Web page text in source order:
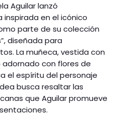
Aguilar lanzó
en el icónico
parte de su colección
diseñada para
La muñeca, vestida con
con flores de
el espíritu del personaje
busca resaltar las
que Aguilar promueve